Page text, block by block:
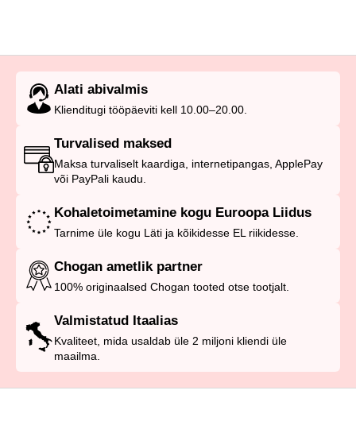
Alati abivalmis
Klienditugi tööpäeviti kell 10.00–20.00.
Turvalised maksed
Maksa turvaliselt kaardiga, internetipangas, ApplePay
või PayPali kaudu.
Kohaletoimetamine kogu Euroopa Liidus
Tarnime üle kogu Läti ja kõikidesse EL riikidesse.
Chogan ametlik partner
100% originaalsed Chogan tooted otse tootjalt.
Valmistatud Itaalias
Kvaliteet, mida usaldab üle 2 miljoni kliendi üle
maailma.